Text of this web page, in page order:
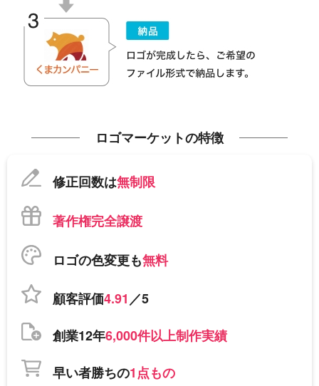
ロゴマーケットの特徴
修正回数は無制限
著作権完全譲渡
ロゴの色変更も無料
顧客評価4.91／5
創業12年6,000件以上制作実績
早い者勝ちの1点もの